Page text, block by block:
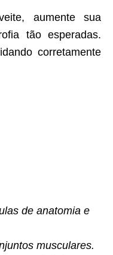
aumente sua
tão esperadas.
corretamente
de anatomia e
musculares.